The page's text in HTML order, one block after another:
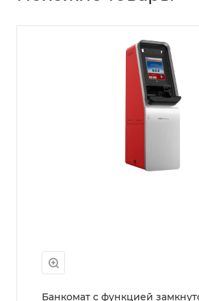
Банкомат с функцией